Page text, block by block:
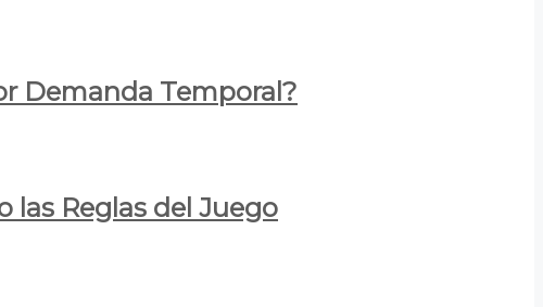
Demanda Temporal?
las Reglas del Juego